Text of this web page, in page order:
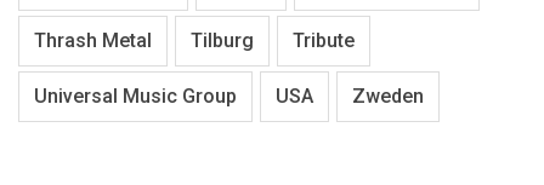
Thrash Metal Tilburg Tribute
Universal Music Group USA Zweden